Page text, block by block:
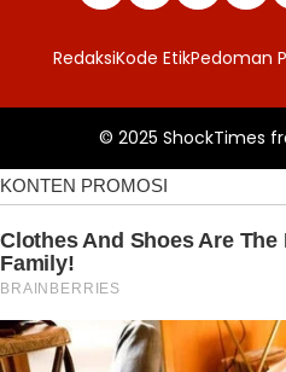
RedaksiKode EtikPedoman
© 2025 ShockTimes